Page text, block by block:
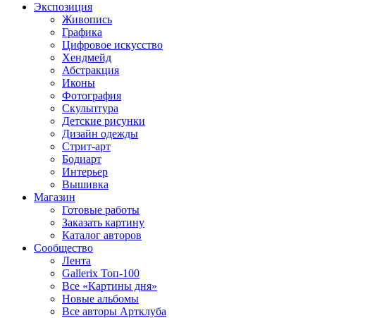
Экспозиция
Живопись
Графика
Цифровое искусство
Хендмейд
Абстракция
Иконы
Фотография
Скульптура
Детские рисунки
Дизайн одежды
Стрит-арт
Бодиарт
Интерьер
Вышивка
Магазин
Готовые работы
Заказать картину
Каталог авторов
Сообщество
Лента
Gallerix Топ-100
Все «Картины дня»
Новые альбомы
Все авторы Артклуба